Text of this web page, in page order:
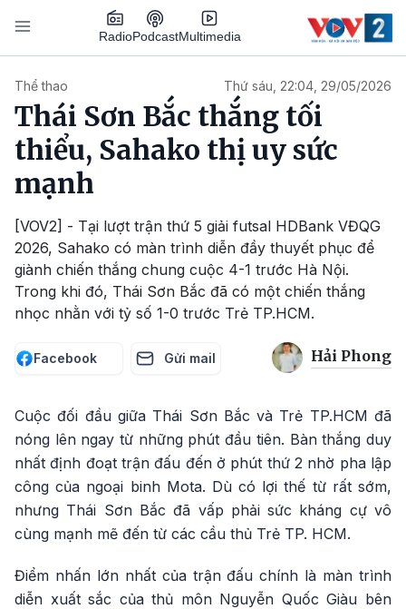
Nhảy đến nội dung
RadioPodcastMultimedia
Thể thao Thứ sáu, 22:04, 29/05/2026
Thái Sơn Bắc thắng tối
thiểu, Sahako thị uy sức
mạnh
[VOV2] - Tại lượt trận thứ 5 giải futsal HDBank VĐQG
2026, Sahako có màn trình diễn đầy thuyết phục để
giành chiến thắng chung cuộc 4-1 trước Hà Nội.
Trong khi đó, Thái Sơn Bắc đã có một chiến thắng
nhọc nhằn với tỷ số 1-0 trước Trẻ TP.HCM.
Facebook Gửi mail Hải Phong
Cuộc đối đầu giữa Thái Sơn Bắc và Trẻ TP.HCM đã
nóng lên ngay từ những phút đầu tiên. Bàn thắng duy
nhất định đoạt trận đấu đến ở phút thứ 2 nhờ pha lập
công của ngoại binh Mota. Dù có lợi thế từ rất sớm,
nhưng Thái Sơn Bắc đã vấp phải sức kháng cự vô
cùng mạnh mẽ đến từ các cầu thủ Trẻ TP. HCM.
Điểm nhấn lớn nhất của trận đấu chính là màn trình
diễn xuất sắc của thủ môn Nguyễn Quốc Giàu bên